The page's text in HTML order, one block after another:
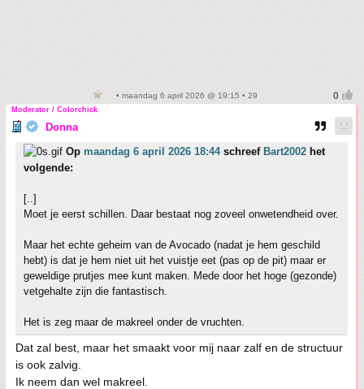
• maandag 6 april 2026 @ 19:15 • 29
Moderator / Colorchick
Donna
Op maandag 6 april 2026 18:44schreef Bart2002 het
volgende:
[..]
Moet je eerst schillen. Daar bestaat nog zoveel onwetendheid over.
Maar het echte geheim van de Avocado (nadat je hem geschild
hebt) is dat je hem niet uit het vuistje eet (pas op de pit) maar er
geweldige prutjes mee kunt maken. Mede door het hoge (gezonde)
vetgehalte zijn die fantastisch.
Het is zeg maar de makreel onder de vruchten.
Dat zal best, maar het smaakt voor mij naar zalf en de structuur
is ook zalvig.
Ik neem dan wel makreel.